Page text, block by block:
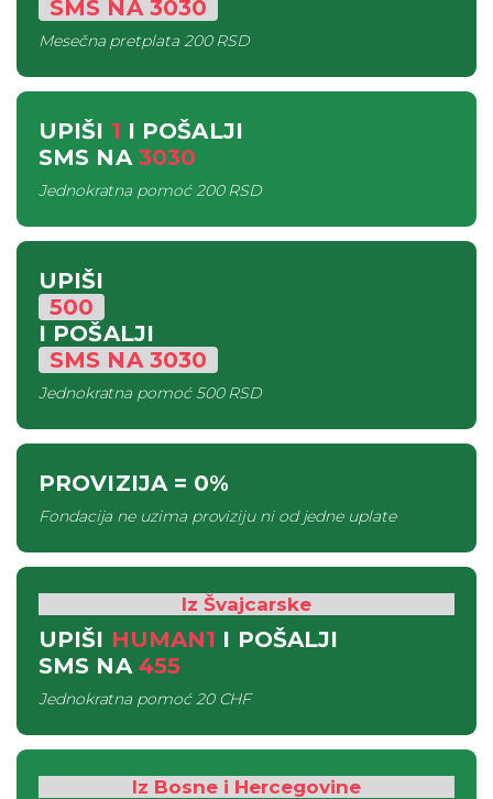
SMS NA3030
Mesečna pretplata200 RSD
UPIŠI 1 I POŠALJI
SMS NA 3030
Jednokratna pomoć200 RSD
UPIŠI
500
I POŠALJI
SMS NA3030
Jednokratna pomoć500 RSD
PROVIZIJA= 0%
Fondacija ne uzima proviziju ni od jedne uplate
Iz Švajcarske
UPIŠI HUMAN1 I POŠALJI
SMS NA 455
Jednokratna pomoć20 CHF
Iz Bosne i Hercegovine